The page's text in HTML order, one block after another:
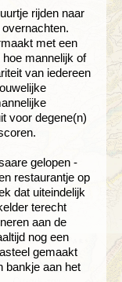
rijden naar
met een
mannelijk of
van iedereen
voor degene(n)
gelopen -
restaurantje op
dat uiteindelijk
terecht
aan de
nog een
gemaakt
bankje aan het